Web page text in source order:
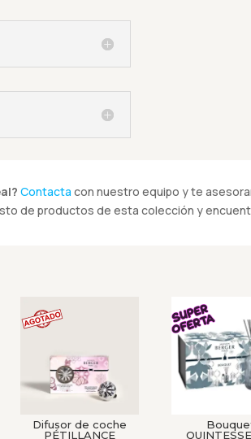
Contacta con nuestro equipo y te
de productos de esta colección y
Difusor de coche
PÉTILLANCE